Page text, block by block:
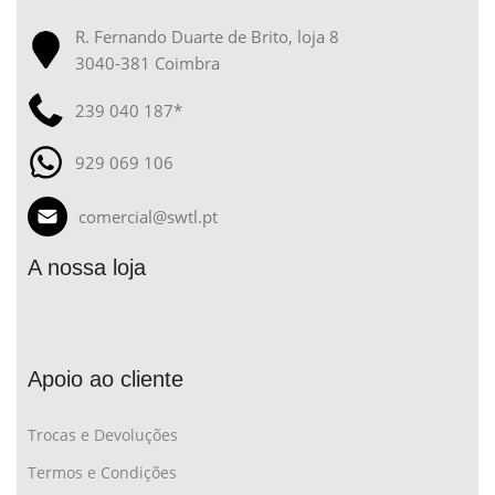
R. Fernando Duarte de Brito, loja 8
3040-381 Coimbra
239 040 187*
929 069 106
comercial@swtl.pt
A nossa loja
Apoio ao cliente
Trocas e Devoluções
Termos e Condições